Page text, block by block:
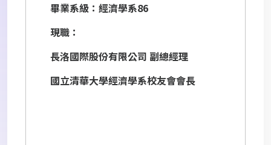
畢業系級：經濟學系86
現職：
長洛國際股份有限公司 副總經理
國立清華大學經濟學系校友會會長